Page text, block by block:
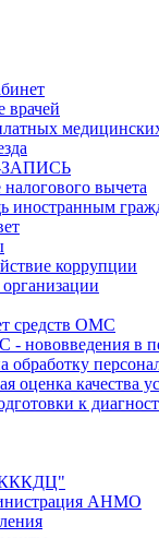
врачей
вычета
иностранным
коррупции
средств ОМС
нововведения в
обработку
оценка качества
к
АНМО